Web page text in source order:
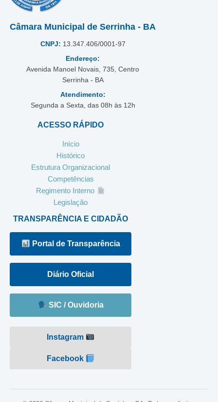
Câmara Municipal de Serrinha - BA
CNPJ: 13.347.406/0001-97
Endereço:
Avenida Manoel Novais, 735, Centro
Serrinha - BA
Atendimento:
Segunda a Sexta, das 08h às 12h
ACESSO RÁPIDO
Início
Histórico
Estrutura Organizacional
Competências
Regimento Interno
Legislação
TRANSPARÊNCIA E CIDADÃO
Portal de Transparência
Diário Oficial
SIC / Ouvidoria
Instagram
Facebook